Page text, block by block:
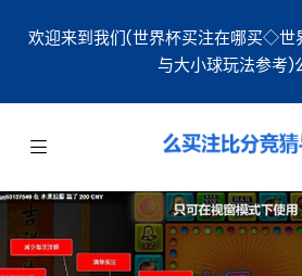
欢迎来到我们(世界杯买注在哪买◇世
与大小球玩法参考)